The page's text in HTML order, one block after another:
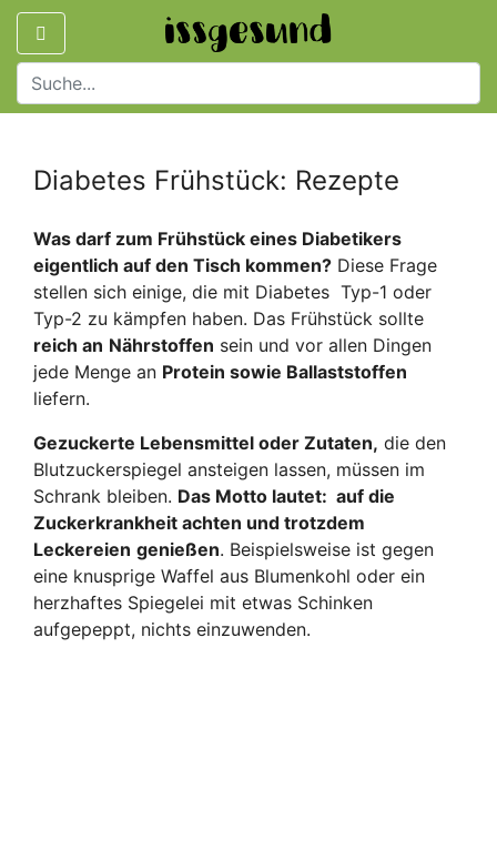
Diabetes Frühstück: Rezepte
Was darf zum Frühstück eines Diabetikers
eigentlich auf den Tisch kommen? Diese Frage
stellen sich einige, die mit Diabetes Typ-1 oder
Typ-2 zu kämpfen haben. Das Frühstück sollte
reich an Nährstoffen sein und vor allen Dingen
jede Menge an Protein sowie Ballaststoffen
liefern.
Gezuckerte Lebensmittel oder Zutaten, die den
Blutzuckerspiegel ansteigen lassen, müssen im
Schrank bleiben. Das Motto lautet: auf die
Zuckerkrankheit achten und trotzdem
Leckereien genießen. Beispielsweise ist gegen
eine knusprige Waffel aus Blumenkohl oder ein
herzhaftes Spiegelei mit etwas Schinken
aufgepeppt, nichts einzuwenden.